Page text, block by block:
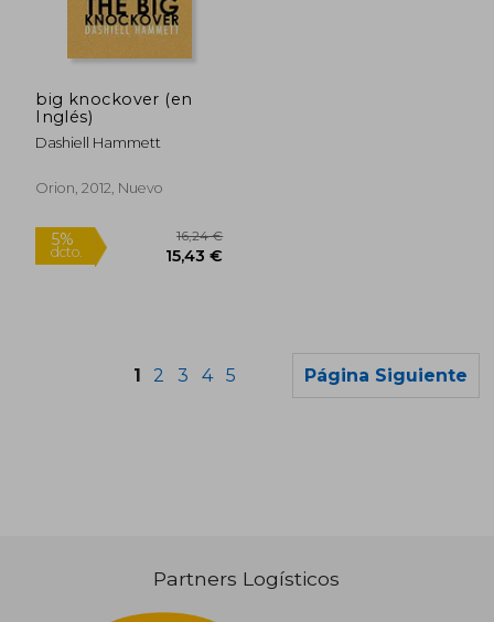
big knockover (en
Inglés)
Dashiell Hammett
Orion, 2012, Nuevo
1 2 3 4 5 Página Siguiente
Partners Logísticos